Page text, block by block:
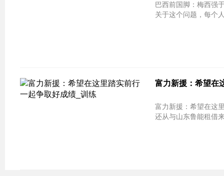
巴西前国脚：梅西强于C罗 要防他全
关于这个问题，每个
富力新援：希望在
富力新援：希望在这
还从与山东鲁能租借